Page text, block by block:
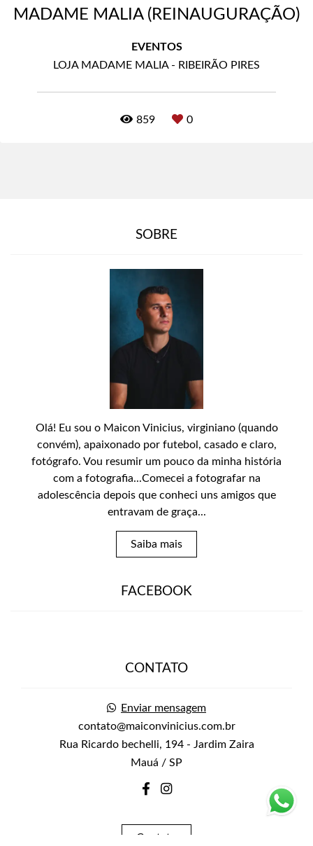
MADAME MALIA (REINAUGURAÇÃO)
EVENTOS
LOJA MADAME MALIA - RIBEIRÃO PIRES
859 0
SOBRE
Olá! Eu sou o Maicon Vinicius, virginiano (quando
convém), apaixonado por futebol, casado e claro,
fotógrafo. Vou resumir um pouco da minha história
com a fotografia...Comecei a fotografar na
adolescência depois que conheci uns amigos que
entravam de graça...
Saiba mais
FACEBOOK
CONTATO
Enviar mensagem
contato@maiconvinicius.com.br
Rua Ricardo bechelli, 194 - Jardim Zaira
Mauá / SP
Contato